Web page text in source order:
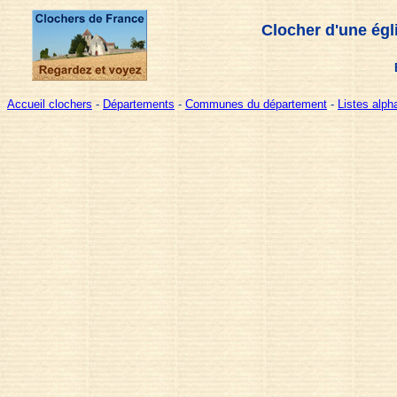
Clocher d'une
Accueil clochers - Départements - Communes du département - Listes